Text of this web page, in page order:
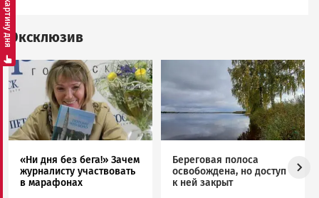
Эксклюзив
Image
«Ни дня без бега!» Зачем
журналисту участвовать
в марафонах
Береговая полоса
освобождена, но доступ
к ней закрыт